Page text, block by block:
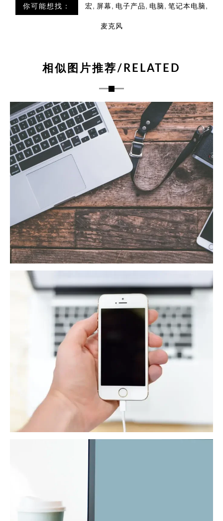
你可能想找： 宏, 屏幕 , 电子产品 , 电脑 , 笔记本电脑 ,
麦克风
相似图片推荐/RELATED